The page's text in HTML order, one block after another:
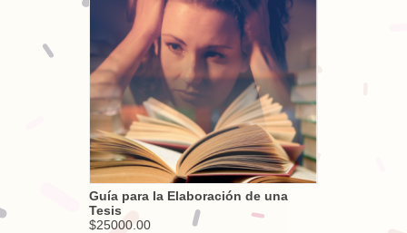
Guía para la Elaboración de una
Tesis
$25000.00